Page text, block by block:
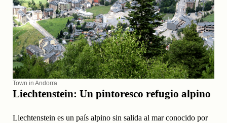
Town in Andorra
Liechtenstein: Un pintoresco refugio alpino
Liechtenstein es un país alpino sin salida al mar conocido por